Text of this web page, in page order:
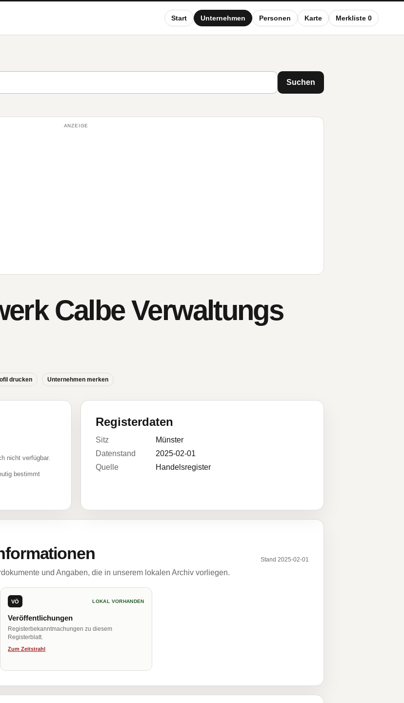
Start Unternehmen Personen Karte Merkliste 0
Suchen
ANZEIGE
Calbe Verwaltungs
drucken Unternehmen merken
nicht verfügbar.
bestimmt
Registerdaten
Sitz
Münster
Datenstand
2025-02-01
Quelle
Handelsregister
Stand 2025-02-01
und Angaben, die in unserem lokalen Archiv vorliegen.
VÖ LOKAL VORHANDEN
Veröffentlichungen
Registerbekanntmachungen zu diesem
Registerblatt.
Zum Zeitstrahl